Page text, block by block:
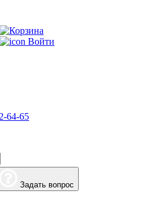
Войти
64-65
Задать вопрос